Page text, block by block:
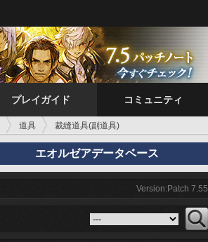
プレイガイド コミュニティ
道具 裁縫道具(副道具)
エオルゼアデータベース
Version:Patch 7.55